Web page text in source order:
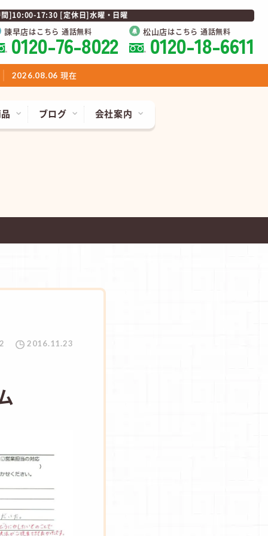
間]10:00-17:30 [定休日]水曜・日曜
諫早店はこちら 通話無料
0120-76-8022 松山店はこちら 通話無料
0120-18-6611
ブログ 会社案内
2026.08.06 現在
2016.11.23